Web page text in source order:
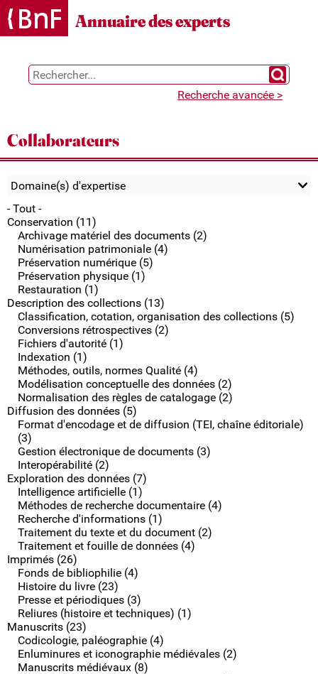
Gestion des cookies
Annuaire des experts
Chercher
Recherche avancée >
Collaborateurs
Domaine(s) d'expertise
- Tout -
Conservation (11)
Archivage matériel des documents (2)
Numérisation patrimoniale (4)
Préservation numérique (5)
Préservation physique (1)
Restauration (1)
Description des collections (13)
Classification, cotation, organisation des collections (5)
Conversions rétrospectives (2)
Fichiers d'autorité (1)
Indexation (1)
Méthodes, outils, normes Qualité (4)
Modélisation conceptuelle des données (2)
Normalisation des règles de catalogage (2)
Diffusion des données (5)
Format d'encodage et de diffusion (TEI, chaîne éditoriale)
(3)
Gestion électronique de documents (3)
Interopérabilité (2)
Exploration des données (7)
Intelligence artificielle (1)
Méthodes de recherche documentaire (4)
Recherche d'informations (1)
Traitement du texte et du document (2)
Traitement et fouille de données (4)
Imprimés (26)
Fonds de bibliophilie (4)
Histoire du livre (23)
Presse et périodiques (3)
Reliures (histoire et techniques) (1)
Manuscrits (23)
Codicologie, paléographie (4)
Enluminures et iconographie médiévales (2)
Manuscrits médiévaux (8)